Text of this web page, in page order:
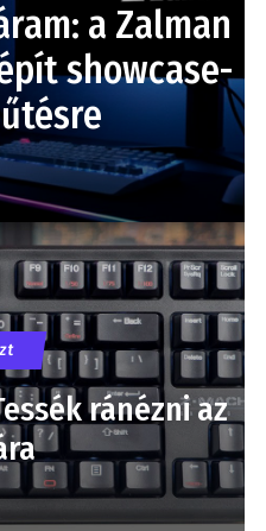
a Zalman
showcase-
ránézni az